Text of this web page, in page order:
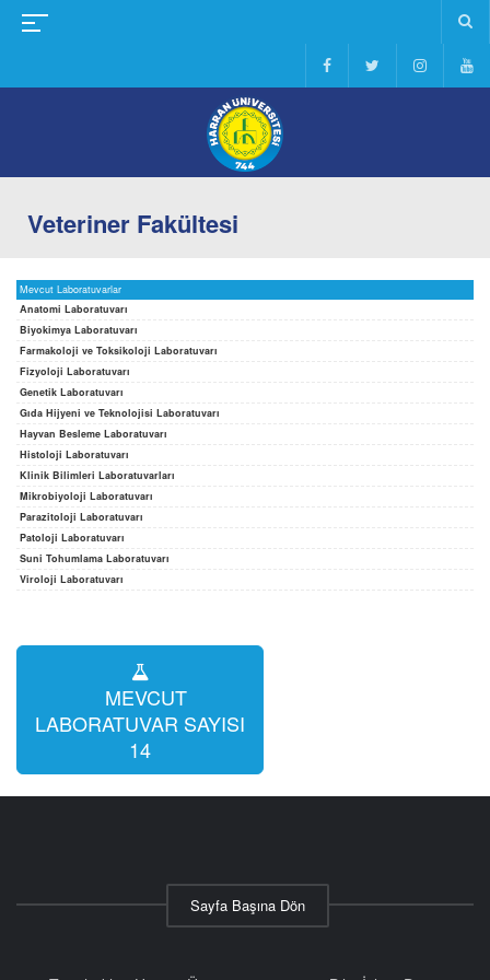
Veteriner Fakültesi
Mevcut Laboratuvarlar
Anatomi Laboratuvarı
Biyokimya Laboratuvarı
Farmakoloji ve Toksikoloji Laboratuvarı
Fizyoloji Laboratuvarı
Genetik Laboratuvarı
Gıda Hijyeni ve Teknolojisi Laboratuvarı
Hayvan Besleme Laboratuvarı
Histoloji Laboratuvarı
Klinik Bilimleri Laboratuvarları
Mikrobiyoloji Laboratuvarı
Parazitoloji Laboratuvarı
Patoloji Laboratuvarı
Suni Tohumlama Laboratuvarı
Viroloji Laboratuvarı
MEVCUT
LABORATUVAR SAYISI
14
Sayfa Başına Dön